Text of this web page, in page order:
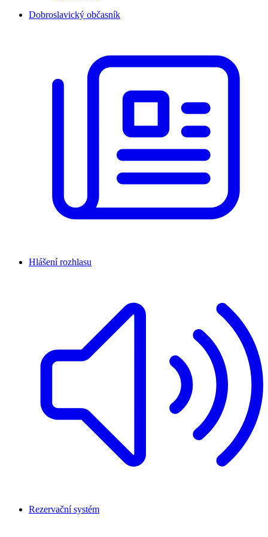
Dobroslavický občasník
Hlášení rozhlasu
Rezervační systém